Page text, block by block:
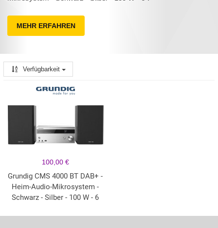
MEHR ERFAHREN
Verfügbarkeit
100,00 €
Grundig CMS 4000 BT DAB+ -
Heim-Audio-Mikrosystem -
Schwarz - Silber - 100 W - 6